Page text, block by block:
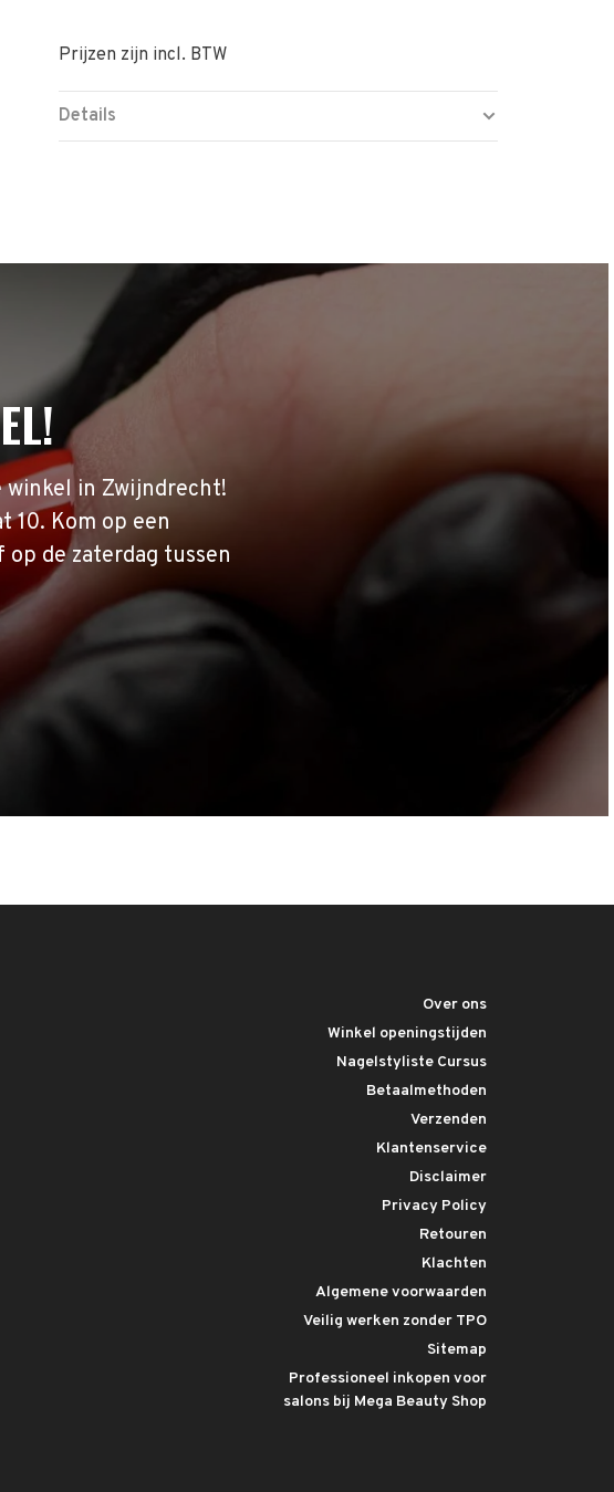
Prijzen zijn incl. BTW
Details
winkel in Zwijndrecht!
10. Kom op een
op de zaterdag tussen
Over ons
Winkel openingstijden
Nagelstyliste Cursus
Betaalmethoden
Verzenden
Klantenservice
Disclaimer
Privacy Policy
Retouren
Klachten
Algemene voorwaarden
Veilig werken zonder TPO
Sitemap
Professioneel inkopen voor
salons bij Mega Beauty Shop